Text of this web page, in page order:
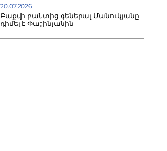
20.07.2026
Բաքվի բանտից գեներալ Մանուկյանը
դիմել է Փաշինյանին